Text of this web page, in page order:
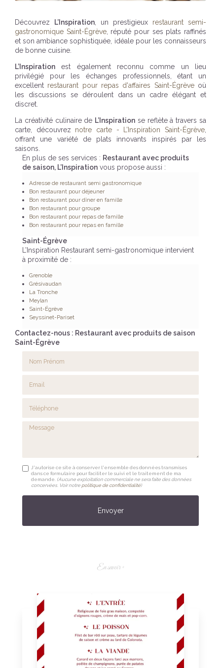
Découvrez L’Inspiration , un prestigieux restaurant semi-
gastronomique Saint-Égrève, réputé pour ses plats raffinés
et son ambiance sophistiquée, idéale pour les connaisseurs
de bonne cuisine.
L’Inspiration est également reconnu comme un lieu
privilégié pour les échanges professionnels, étant un
excellent restaurant pour repas d'affaires Saint-Égrèveoù
les discussions se déroulent dans un cadre élégant et
discret.
La créativité culinaire de L’Inspiration se reflète à travers sa
carte, découvrez notre carte - L’Inspiration Saint-Égrève
offrant une variété de plats innovants inspirés par les
saisons.
En plus de ses services : Restaurant avec produits
de saison, L’Inspiration vous propose aussi :
Adresse de restaurant semi gastronomique
Bon restaurant pour déjeuner
Bon restaurant pour dîner en famille
Bon restaurant pour groupe
Bon restaurant pour repas de famille
Bon restaurant pour repas en famille
Saint-Égrève
L’Inspiration Restaurant semi-gastronomique intervient
à proximité de :
Grenoble
Grésivaudan
La Tronche
Meylan
Saint-Égrève
Seyssinet-Pariset
Contactez-nous : Restaurant avec produits de saison
Saint-Égrève
Message
J'autorise ce site à conserver l'ensemble des données transmises
dans ce formulaire pour faciliter le suivi et le traitement de ma
demande. (Aucune exploitation commerciale ne sera faite des données
concervées. Voir notre politique de confidentialité)
En savoir +